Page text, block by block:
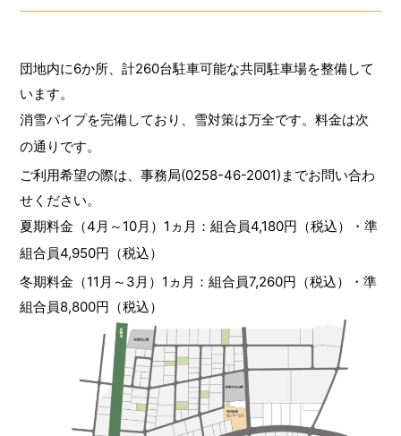
団地内に6か所、計260台駐車可能な共同駐車場を整備して
います。
消雪パイプを完備しており、雪対策は万全です。料金は次
の通りです。
ご利用希望の際は、事務局(0258-46-2001)までお問い合わ
せください。
夏期料金（4月～10月）1ヵ月：組合員4,180円（税込）・準
組合員4,950円（税込）
冬期料金（11月～3月）1ヵ月：組合員7,260円（税込）・準
組合員8,800円（税込）